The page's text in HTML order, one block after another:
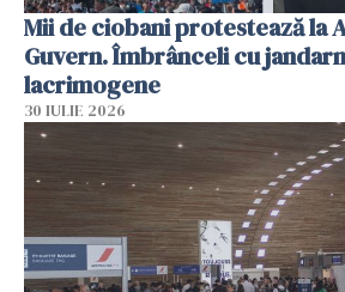
Mii de ciobani protestează la
Guvern. Îmbrânceli cu
lacrimogene
30 IULIE 2026